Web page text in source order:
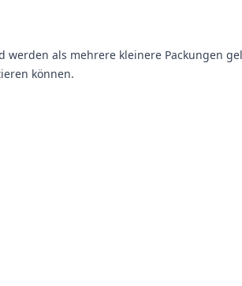
als mehrere kleinere Packungen
können.